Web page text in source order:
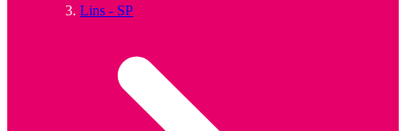
Lins - SP